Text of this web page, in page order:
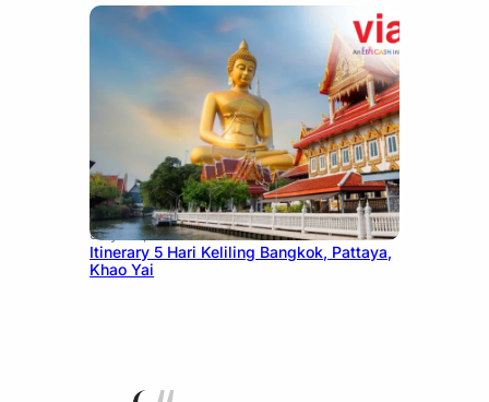
July 20, 2026
Itinerary 5 Hari Keliling Bangkok, Pattaya,
Khao Yai